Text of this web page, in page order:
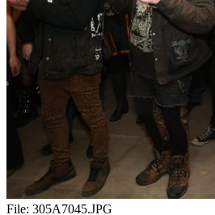
File: 305A7045.JPG